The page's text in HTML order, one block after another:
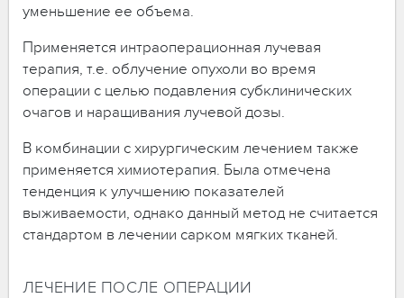
уменьшение ее объема.
Применяется интраоперационная лучевая
терапия, т.е. облучение опухоли во время
операции с целью подавления субклинических
очагов и наращивания лучевой дозы.
В комбинации с хирургическим лечением также
применяется химиотерапия. Была отмечена
тенденция к улучшению показателей
выживаемости, однако данный метод не считается
стандартом в лечении сарком мягких тканей.
ЛЕЧЕНИЕ ПОСЛЕ ОПЕРАЦИИ